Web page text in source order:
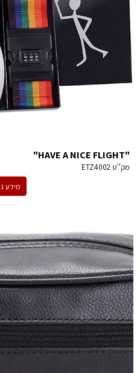
"HAVE A NICE FLIGHT"
מק''טETZ4002
מידע